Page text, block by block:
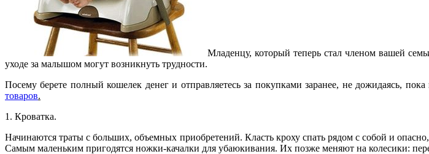
Младенцу, который теперь стал членом вашей
уходе за малышом могут возникнуть трудности.
Посему берете полный кошелек денег и отправляетесь за покупками заранее, не дожидаясь,
товаров.
1. Кроватка.
Начинаются траты с больших, объемных приобретений. Класть кроху спать рядом с собой и
Самым маленьким пригодятся ножки-качалки для убаюкивания. Их позже меняют на колесики: